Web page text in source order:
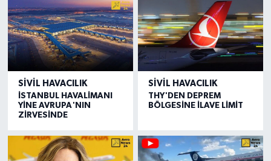
SIVIL HAVACILIK
İSTANBUL HAVALİMANI
YİNE AVRUPA'NIN
ZİRVESİNDE
SIVIL HAVACILIK
THY'DEN DEPREM
BÖLGESİNE İLAVE LİMİT